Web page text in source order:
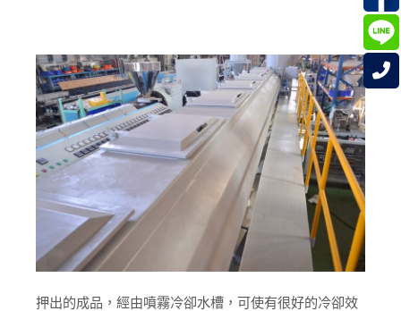
押出的成品，經由噴霧冷卻水槽，可使有很好的冷卻效